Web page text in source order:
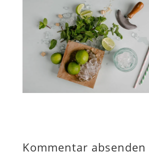
Kommentar absenden